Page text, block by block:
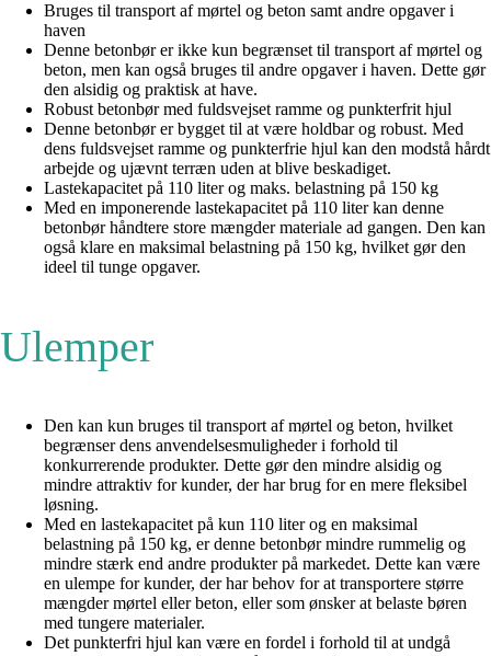
Bruges til transport af mørtel og beton samt andre opgaver i
haven
Denne betonbør er ikke kun begrænset til transport af mørtel og
beton, men kan også bruges til andre opgaver i haven. Dette gør
den alsidig og praktisk at have.
Robust betonbør med fuldsvejset ramme og punkterfrit hjul
Denne betonbør er bygget til at være holdbar og robust. Med
dens fuldsvejset ramme og punkterfrie hjul kan den modstå hårdt
arbejde og ujævnt terræn uden at blive beskadiget.
Lastekapacitet på 110 liter og maks. belastning på 150 kg
Med en imponerende lastekapacitet på 110 liter kan denne
betonbør håndtere store mængder materiale ad gangen. Den kan
også klare en maksimal belastning på 150 kg, hvilket gør den
ideel til tunge opgaver.
Ulemper
Den kan kun bruges til transport af mørtel og beton, hvilket
begrænser dens anvendelsesmuligheder i forhold til
konkurrerende produkter. Dette gør den mindre alsidig og
mindre attraktiv for kunder, der har brug for en mere fleksibel
løsning.
Med en lastekapacitet på kun 110 liter og en maksimal
belastning på 150 kg, er denne betonbør mindre rummelig og
mindre stærk end andre produkter på markedet. Dette kan være
en ulempe for kunder, der har behov for at transportere større
mængder mørtel eller beton, eller som ønsker at belaste børen
med tungere materialer.
Det punkterfri hjul kan være en fordel i forhold til at undgå